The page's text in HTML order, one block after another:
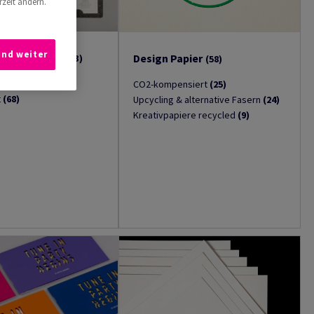
Papier
(113)
(68)
Design Papier (58)
CO2-kompensiert (25)
Upcycling & alternative Fasern (24)
Kreativpapiere recycled (9)
weiter